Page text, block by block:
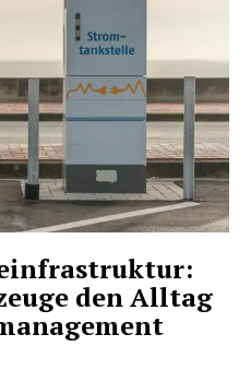
Newsletter
ABONNIERENden Alltag